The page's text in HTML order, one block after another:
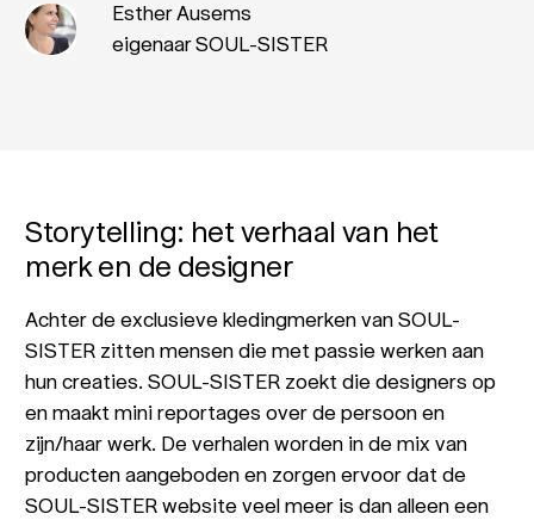
Esther Ausems
eigenaar SOUL-SISTER
Storytelling: het verhaal van het
merk en de designer
Achter de exclusieve kledingmerken van SOUL-
SISTER zitten mensen die met passie werken aan
hun creaties. SOUL-SISTER zoekt die designers op
en maakt mini reportages over de persoon en
zijn/haar werk. De verhalen worden in de mix van
producten aangeboden en zorgen ervoor dat de
SOUL-SISTER website veel meer is dan alleen een